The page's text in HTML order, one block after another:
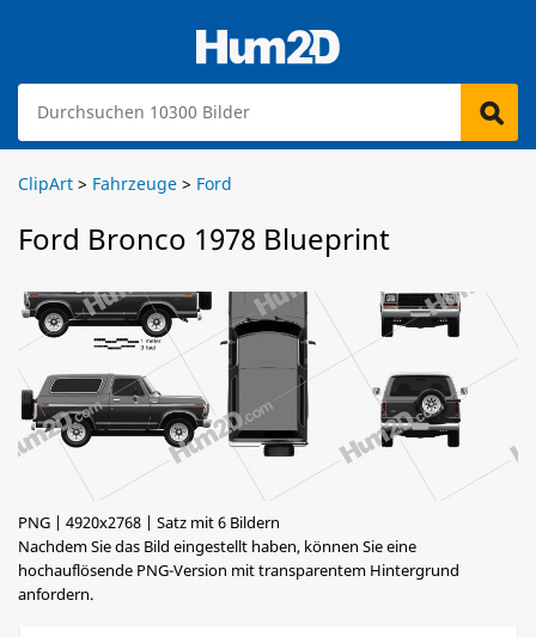
ClipArt > Fahrzeuge > Ford
Ford Bronco 1978 Blueprint
PNG | 4920x2768 | Satz mit 6 Bildern
Nachdem Sie das Bild eingestellt haben, können Sie eine
hochauflösende PNG-Version mit transparentem Hintergrund
anfordern.